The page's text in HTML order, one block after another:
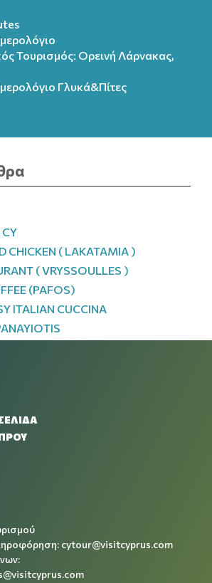
Τουρισμός: Ορεινή Λάρνακας,
Γλυκά&Πίτες
CY
CHICKEN ( LAKATAMIA )
( VRYSSOULLES )
(PAFOS)
ITALIAN CUCCINA
cytour@visitcyprus.com